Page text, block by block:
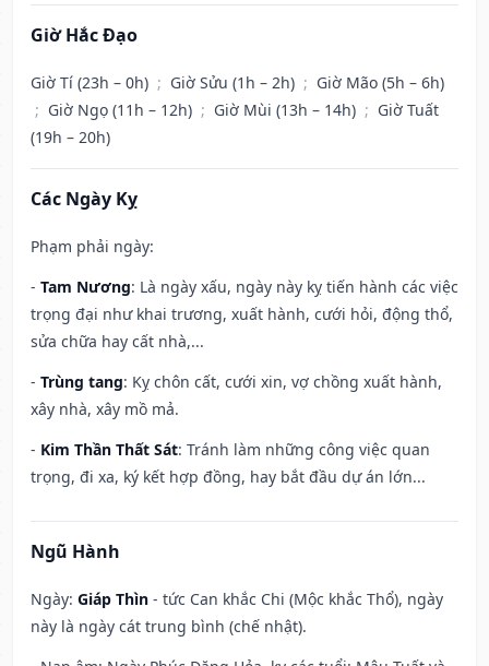
Giờ Hắc Đạo
Giờ Tí (23h – 0h) ; Giờ Sửu (1h – 2h) ; Giờ Mão (5h – 6h)
; Giờ Ngọ (11h – 12h) ; Giờ Mùi (13h – 14h) ; Giờ Tuất
(19h – 20h)
Các Ngày Kỵ
Phạm phải ngày:
- Tam Nương: Là ngày xấu, ngày này kỵ tiến hành các việc
trọng đại như khai trương, xuất hành, cưới hỏi, động thổ,
sửa chữa hay cất nhà,...
- Trùng tang: Kỵ chôn cất, cưới xin, vợ chồng xuất hành,
xây nhà, xây mồ mả.
- Kim Thần Thất Sát: Tránh làm những công việc quan
trọng, đi xa, ký kết hợp đồng, hay bắt đầu dự án lớn...
Ngũ Hành
Ngày: Giáp Thìn - tức Can khắc Chi (Mộc khắc Thổ), ngày
này là ngày cát trung bình (chế nhật).